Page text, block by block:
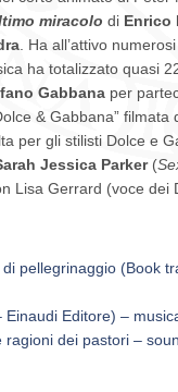
miracolo di Enrico
. Ha all’attivo
ha totalizzato quasi
Gabbana per
& Gabbana” filmata
per gli stilisti Dolce e
Jessica Parker(
Lisa Gerrard (voce dei
pellegrinaggio (Book
Editore) –
dei pastori –